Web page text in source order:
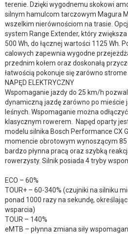
terenie. Dzięki wygodnemu skokowi
silnym hamulcom tarczowym Magura
wszelkim nierównościom na trasie.
system Range Extender, który
500 Wh, do łącznej wartości 1125 Wh.
calowych zapewnia wygodne
przednim kołem oraz doskonałą
łatwością pokonuje się zarówno strome
NAPĘD ELEKTRYCZNY
Wspomaganie jazdy do 25 km/h
dynamiczną jazdę zarówno po mieście
leśnych. Wspomaganie można
klasycznym rowerem. Napęd oparty
modelu silnika Bosch Performance CX
momencie obrotowym wynoszącym 85
bardzo płynna pracą oraz szybką
rowerzysty. Silnik posiada 4 tryby
ECO – 60%
TOUR+ – 60-340% (czujniki na silniku
ponad 1000 razy na sekundę,
wsparcia)
TOUR – 140%
eMTB – płynna zmiana siły